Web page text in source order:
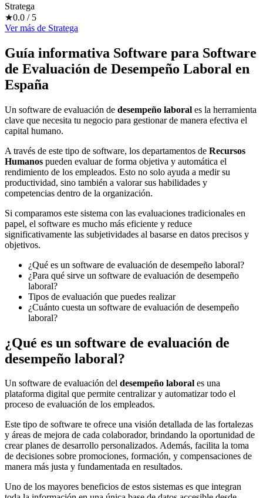
Stratega
★0.0 / 5
Ver más de Stratega
Guía informativa Software para Software
de Evaluación de Desempeño Laboral en
España
Un software de evaluación de desempeño laboral es la herramienta
clave que necesita tu negocio para gestionar de manera efectiva el
capital humano.
A través de este tipo de software, los departamentos de Recursos
Humanos pueden evaluar de forma objetiva y automática el
rendimiento de los empleados. Esto no solo ayuda a medir su
productividad, sino también a valorar sus habilidades y
competencias dentro de la organización.
Si comparamos este sistema con las evaluaciones tradicionales en
papel, el software es mucho más eficiente y reduce
significativamente las subjetividades al basarse en datos precisos y
objetivos.
¿Qué es un software de evaluación de desempeño laboral?
¿Para qué sirve un software de evaluación de desempeño
laboral?
Tipos de evaluación que puedes realizar
¿Cuánto cuesta un software de evaluación de desempeño
laboral?
¿Qué es un software de evaluación de
desempeño laboral?
Un software de evaluación del desempeño laboral es una
plataforma digital que permite centralizar y automatizar todo el
proceso de evaluación de los empleados.
Este tipo de software te ofrece una visión detallada de las fortalezas
y áreas de mejora de cada colaborador, brindando la oportunidad de
crear planes de desarrollo personalizados. Además, facilita la toma
de decisiones sobre promociones, formación, y compensaciones de
manera más justa y fundamentada en resultados.
Uno de los mayores beneficios de estos sistemas es que integran